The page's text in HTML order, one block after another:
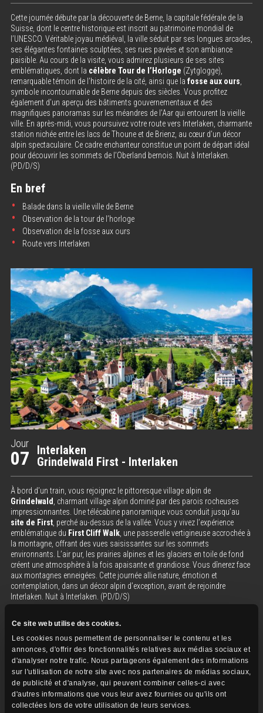
Ce site web utilise des cookies.
Les cookies nous permettent de personnaliser le contenu et les
annonces, d'offrir des fonctionnalités relatives aux médias sociaux et
d'analyser notre trafic. Nous partageons également des informations
sur l'utilisation de notre site avec nos partenaires de médias sociaux,
de publicité et d'analyse, qui peuvent combiner celles-ci avec
d'autres informations que vous leur avez fournies ou qu'ils ont
collectées lors de votre utilisation de leurs services.
Cette journée débute par la découverte de Berne, la capitale fédérale de la
Suisse, dont le centre historique est inscrit au patrimoine mondial de
l’UNESCO. Véritable joyau médiéval, la ville séduit par ses longues arcades,
ses élégantes fontaines sculptées, ses rues pavées et son ambiance
paisible. Au cours de la visite, vous admirez plusieurs de ses sites
emblématiques, dont la célèbre Tour de l’Horloge (Zytglogge),
remarquable témoin de l’histoire de la cité, ainsi que la fosse aux ours
symbole incontournable de Berne depuis des siècles. Vous profitez
également d’un aperçu des bâtiments gouvernementaux et des
magnifiques panoramas sur les méandres de l’Aar qui entourent la vieille
ville. En après-midi, vous poursuivez votre route vers Interlaken, charmante
station nichée entre les lacs de Thoune et de Brienz, au cœur d’un décor
alpin spectaculaire. Ce cadre enchanteur constitue un point de départ idéal
pour découvrir les sommets de l’Oberland bernois. Nuit à Interlaken.
(PD/D/S)
En bref
Balade dans la vieille ville de Berne
Observation de la tour de l’horloge
Observation de la fosse aux ours
Route vers Interlaken
Jour
07
Interlaken
Grindelwald First - Interlaken
À bord d’un train, vous rejoignez le pittoresque village alpin de
Grindelwald
, charmant village alpin dominé par des parois rocheuses
impressionnantes. Une télécabine panoramique vous conduit jusqu’au
site de First , perché au-dessus de la vallée. Vous y vivez l’expérience
emblématique du First Cliff Walk , une passerelle vertigineuse accrochée à
la montagne, offrant des vues saisissantes sur les sommets
environnants. L’air pur, les prairies alpines et les glaciers en toile de fond
créent une atmosphère à la fois apaisante et grandiose. Vous dînerez face
aux montagnes enneigées. Cette journée allie nature, émotion et
contemplation, dans un décor alpin d’exception, avant de rejoindre
Interlaken. Nuit à Interlaken. (PD/D/S)
En bref
Train vers Grindelwald
Montez en télécabine vers First
Dîner face aux montagnes enneigées
Temps libre pour marcher ou admirer la vue